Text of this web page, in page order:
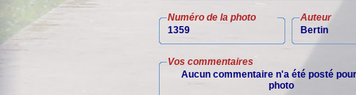
Numéro de la photo
1359
Auteur
Bertin
Vos commentaires
Aucun commentaire n'a été posté
photo